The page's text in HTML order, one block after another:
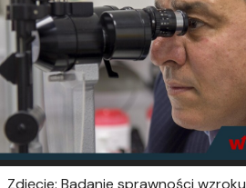
Zdjęcie: Badanie sprawności